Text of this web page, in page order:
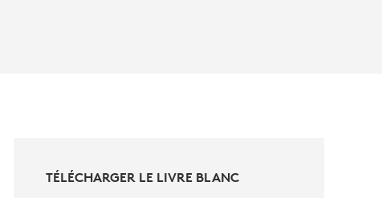
TÉLÉCHARGER LE LIVRE BLANC